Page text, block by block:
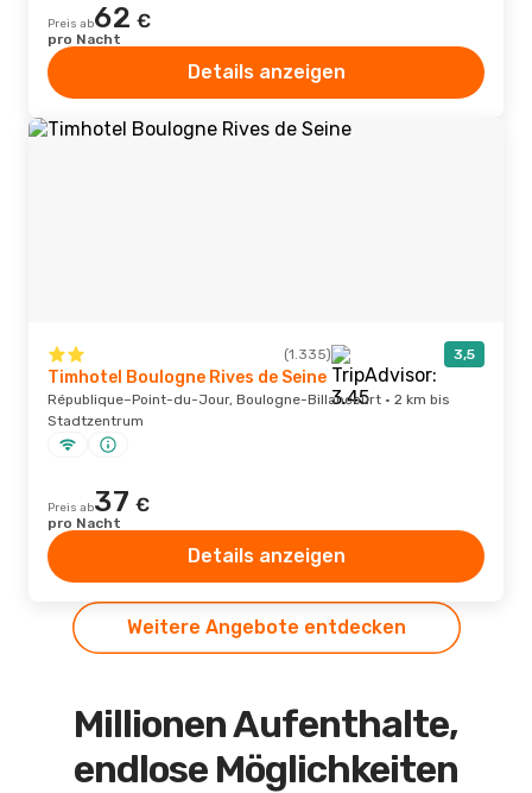
Preis ab62 €
pro Nacht
Details anzeigen
(1.335) 3,5
Timhotel Boulogne Rives de Seine
République–Point-du-Jour, Boulogne-Billancourt · 2 km bis
Stadtzentrum
Preis ab37 €
pro Nacht
Details anzeigen
Weitere Angebote entdecken
Millionen Aufenthalte,
endlose Möglichkeiten